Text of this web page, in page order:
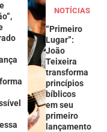
NOTÍCIAS
“Primeiro
Lugar”:
João
Teixeira
transforma
princípios
bíblicos
em seu
primeiro
lançamento